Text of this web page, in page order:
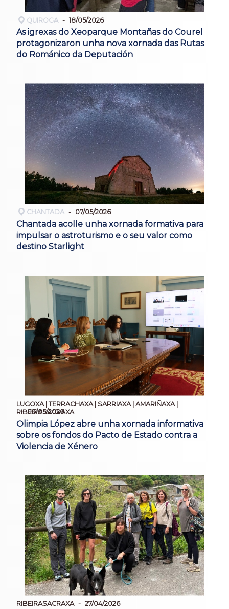
QUIROGA 18/05/2026
As igrexas do Xeoparque Montañas do Courel
protagonizaron unha nova xornada das Rutas
do Románico da Deputación
CHANTADA 07/05/2026
Chantada acolle unha xornada formativa para
impulsar o astroturismo e o seu valor como
destino Starlight
LUGOXA | TERRACHAXA | SARRIAXA | AMARIÑAXA |
RIBEIRASACRAXA
06/05/2026
Olimpia López abre unha xornada informativa
sobre os fondos do Pacto de Estado contra a
Violencia de Xénero
RIBEIRASACRAXA 27/04/2026